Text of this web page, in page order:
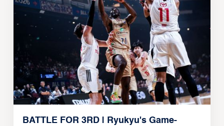
BATTLE FOR 3RD | Ryukyu's Game-